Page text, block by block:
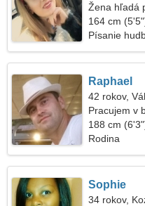
Žena hľadá
164 cm
Písanie
Raphael
42 rokov,
Pracujem v
188 cm
Rodina
Sophie
34 rokov,